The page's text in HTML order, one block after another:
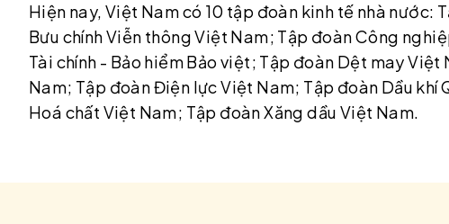
Hiện nay, Việt Nam có 10 tập đoàn kinh tế nhà nước:
Bưu chính Viễn thông Việt Nam; Tập đoàn Công
Tài chính - Bảo hiểm Bảo việt; Tập đoàn Dệt may
Nam; Tập đoàn Điện lực Việt Nam; Tập đoàn Dầu
Hoá chất Việt Nam; Tập đoàn Xăng dầu Việt Nam.